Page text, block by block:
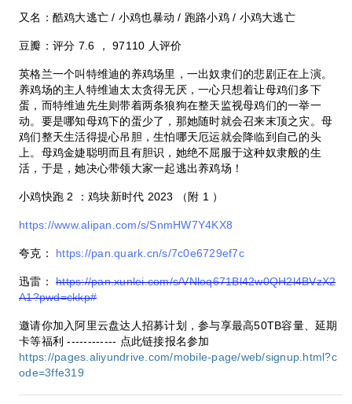
又名：酷鸡大逃亡/ 小鸡也暴动/ 跑路小鸡/ 小鸡大逃亡
豆瓣：评分 7.6 ，97110 人评价
英格兰一个叫特维迪的养鸡场里，一出奴隶们的悲剧正在上演。
养鸡场的主人特维迪太太贪得无厌，一心只想着让母鸡们多下
蛋，而特维迪先生则带着两条狼狗在整天监视母鸡们的一举一
动。要是哪知母鸡下的蛋少了，那她随时就会召来末顶之灾。母
鸡们整天生活得提心吊胆，生怕哪天厄运就会降临到自己的头
上。母鸡金婕聪明而且有胆识，她绝不屈服于这种奴隶般的生
活，于是，她决心带领大家一起逃出养鸡场！
小鸡快跑 2 ：鸡块新时代 2023 （附 1 ）
https://www.alipan.com/s/SnmHW7Y4KX8
夸克： https://pan.quark.cn/s/7c0e6729ef7c
迅雷：https://pan.xunlei.com/s/VNloq671Bl42w0QH2l4BVzX2
A1?pwd=ckkp#
邀请你加入阿里云盘达人招募计划，参与享最高50TB容量、延期
卡等福利 ------------ 点此链接报名参加
https://pages.aliyundrive.com/mobile-page/web/signup.html?c
ode=3ffe319